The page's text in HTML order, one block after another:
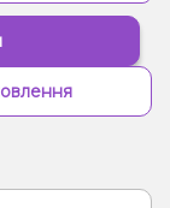
Цукерки